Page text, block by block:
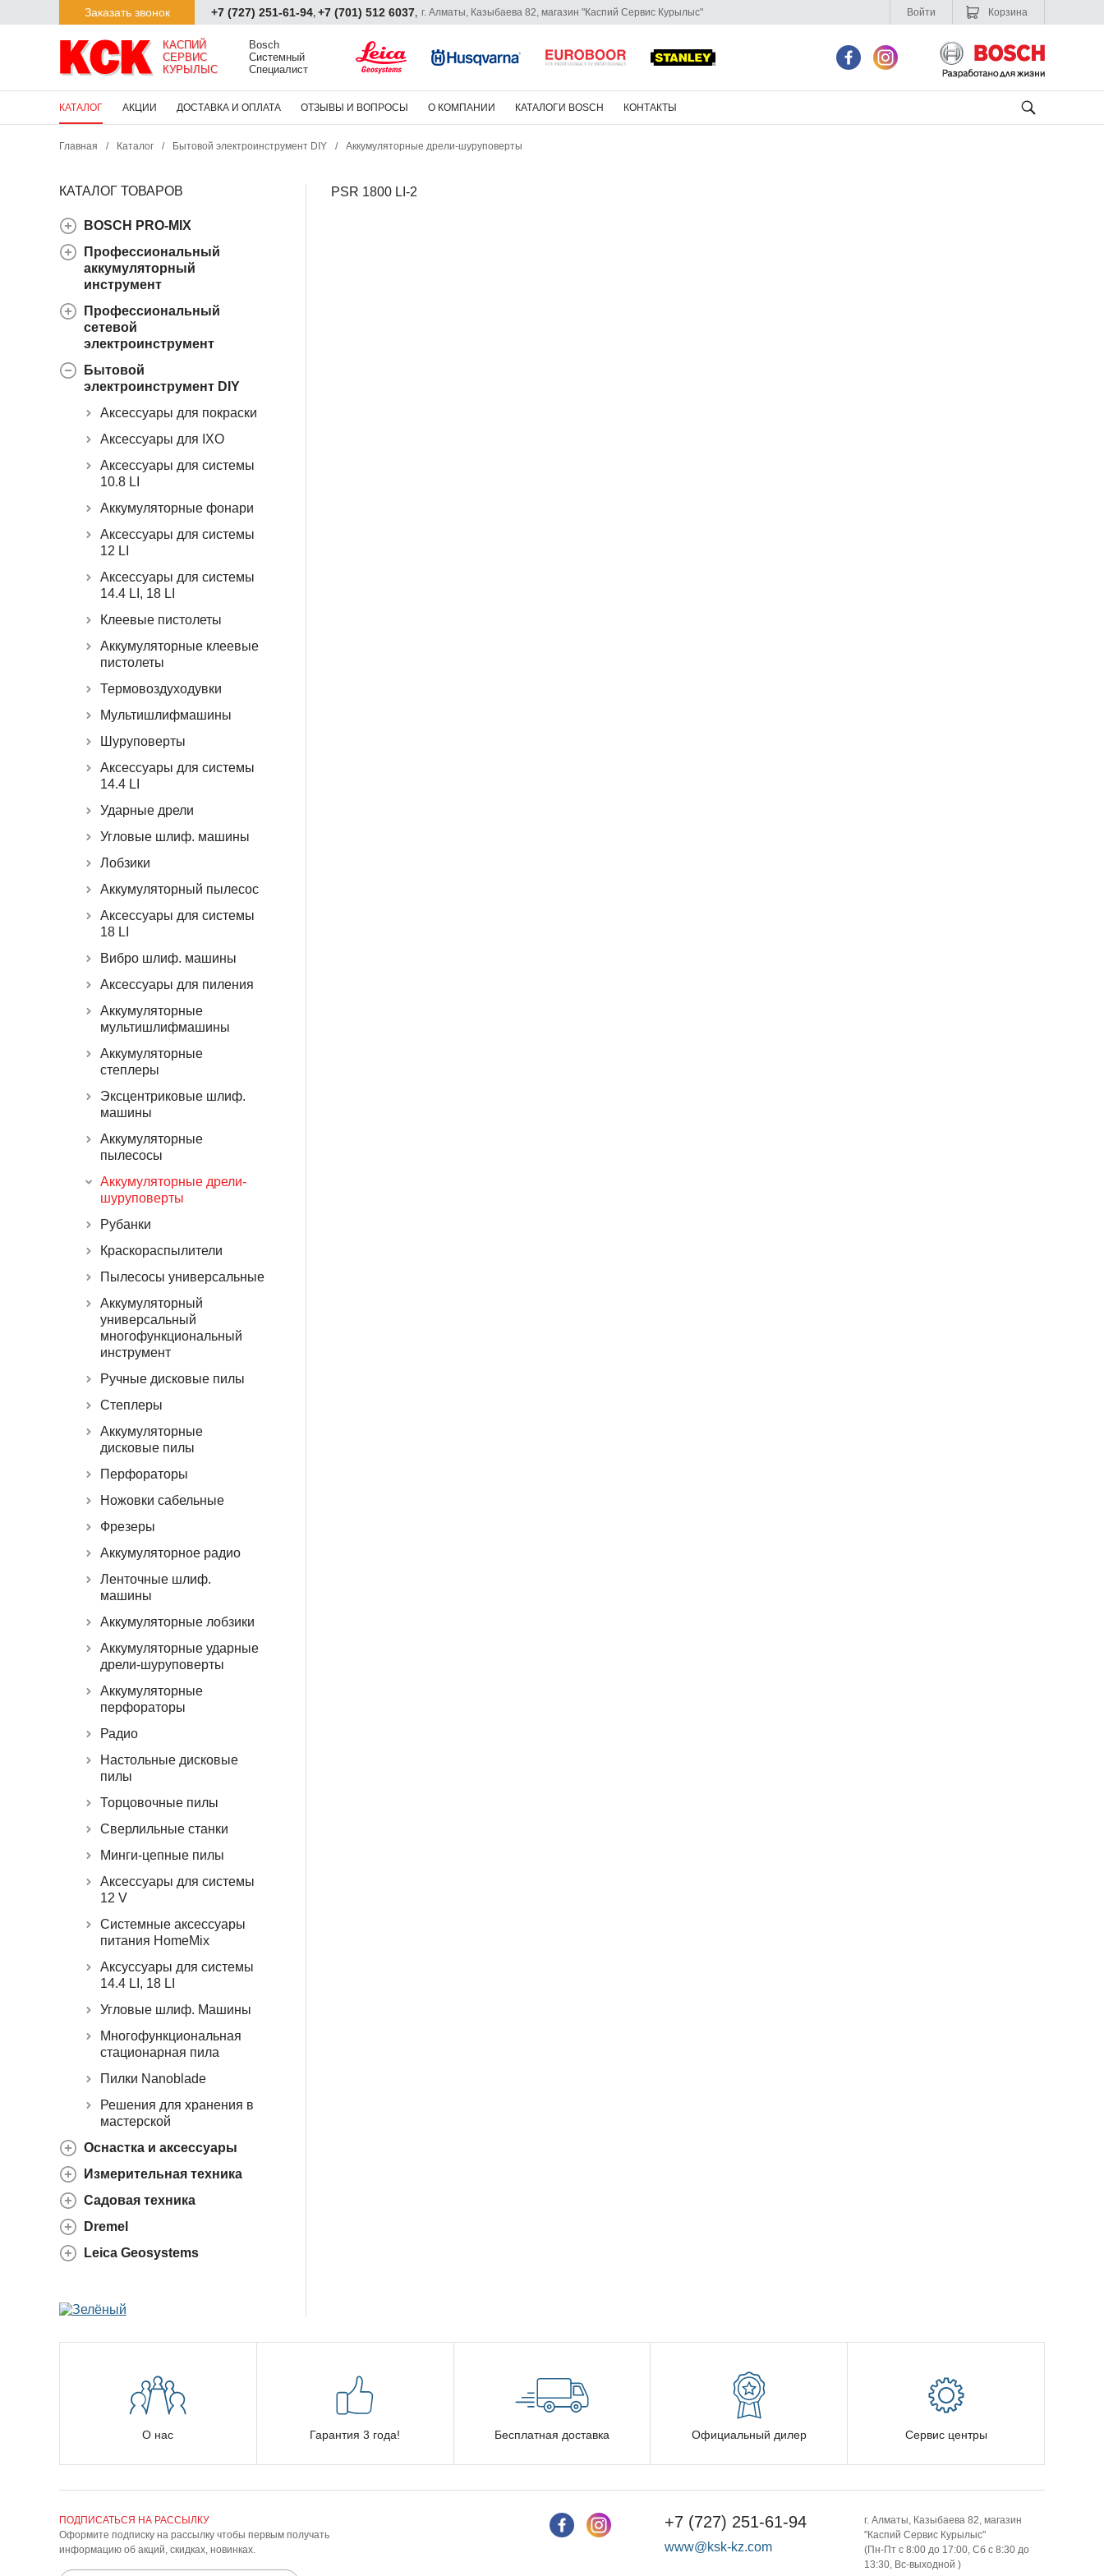
Заказать звонок +7 (727) 251-61-94, +7 (701) 512 6037, г. Алматы, Казыбаева 82, магазин "Каспий Сервис Курылыс" Корзина
Войти
КАСПИЙ
СЕРВИС
КУРЫЛЫС
Bosch
Системный
Специалист
КАТАЛОГ АКЦИИ ДОСТАВКА И ОПЛАТА ОТЗЫВЫ И ВОПРОСЫ О КОМПАНИИ КАТАЛОГИ BOSCH КОНТАКТЫ
Главная / Каталог / Бытовой электроинструмент DIY / Аккумуляторные дрели-шуруповерты
КАТАЛОГ ТОВАРОВ
BOSCH PRO-MIX
Профессиональный
аккумуляторный
инструмент
Профессиональный
сетевой
электроинструмент
Бытовой
электроинструмент DIY
Аксессуары для покраски
Аксессуары для IXO
Аксессуары для системы
10.8 LI
Аккумуляторные фонари
Аксессуары для системы
12 LI
Аксессуары для системы
14.4 LI, 18 LI
Клеевые пистолеты
Аккумуляторные клеевые
пистолеты
Термовоздуходувки
Мультишлифмашины
Шуруповерты
Аксессуары для системы
14.4 LI
Ударные дрели
Угловые шлиф. машины
Лобзики
Аккумуляторный пылесос
Аксессуары для системы
18 LI
Вибро шлиф. машины
Аксессуары для пиления
Аккумуляторные
мультишлифмашины
Аккумуляторные
степлеры
Эксцентриковые шлиф.
машины
Аккумуляторные
пылесосы
Аккумуляторные дрели-
шуруповерты
Рубанки
Краскораспылители
Пылесосы универсальные
Аккумуляторный
универсальный
многофункциональный
инструмент
Ручные дисковые пилы
Степлеры
Аккумуляторные
дисковые пилы
Перфораторы
Ножовки сабельные
Фрезеры
Аккумуляторное радио
Ленточные шлиф.
машины
Аккумуляторные лобзики
Аккумуляторные ударные
дрели-шуруповерты
Аккумуляторные
перфораторы
Радио
Настольные дисковые
пилы
Торцовочные пилы
Сверлильные станки
Минги-цепные пилы
Аксессуары для системы
12 V
Системные аксессуары
питания HomeMix
Аксуссуары для системы
14.4 LI, 18 LI
Угловые шлиф. Машины
Многофункциональная
стационарная пила
Пилки Nanoblade
Решения для хранения в
мастерской
Оснастка и аксессуары
Измерительная техника
Садовая техника
Dremel
Leica Geosystems
PSR 1800 LI-2
О нас Гарантия 3 года! Бесплатная доставка Официальный дилер Сервис центры
ПОДПИСАТЬСЯ НА РАССЫЛКУ
Оформите подписку на рассылку чтобы первым получать
информацию об акций, скидках, новинках.
г. Алматы, Казыбаева 82, магазин
"Каспий Сервис Курылыс"
(Пн-Пт с 8:00 до 17:00, Сб с 8:30 до
13:30, Вс-выходной )
+7 (727) 251-61-94
www@ksk-kz.com